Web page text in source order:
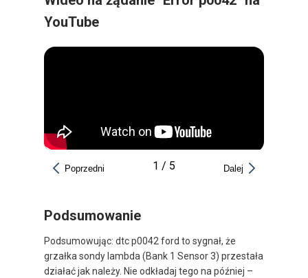
YouTube
Poprzedni 1 / 5 Dalej
Podsumowanie
Podsumowując: dtc p0042 ford to sygnał, że
grzałka sondy lambda (Bank 1 Sensor 3) przestała
działać jak należy. Nie odkładaj tego na później –